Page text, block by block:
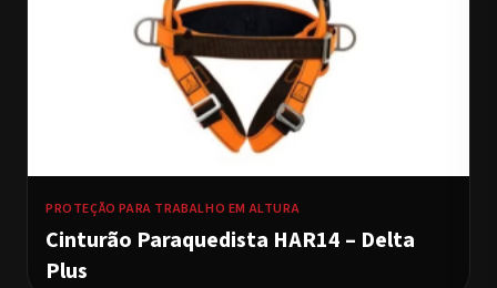
PROTEÇÃO PARA TRABALHO EM ALTURA
Cinturão Paraquedista HAR14 – Delta
Plus